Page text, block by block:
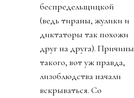
беспредельщицкой
(ведь тираны, жулики и
диктаторы так похожи
друг на друга). Причины
такого, вот уж правда,
лизоблюдства начали
вскрываться. Со